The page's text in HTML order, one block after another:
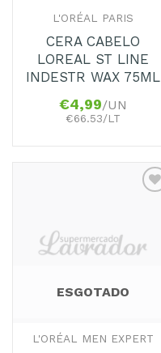
L'ORÉAL PARIS
CERA CABELO
LOREAL ST LINE
INDESTR WAX 75ML
€4,99/UN
€66.53/LT
Favoritos
ESGOTADO
L'ORÉAL MEN EXPERT